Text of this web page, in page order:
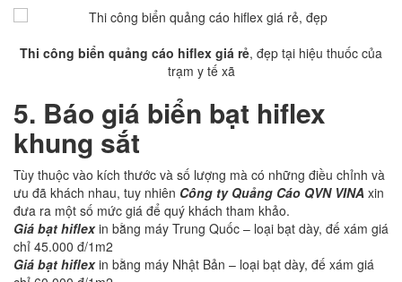
Thi công biển quảng cáo hiflex giá rẻ, đẹp tại hiệu thuốc của
trạm y tế xã
5. Báo giá biển bạt hiflex
khung sắt
Tùy thuộc vào kích thước và số lượng mà có những điều chỉnh và
ưu đã khách nhau, tuy nhiên Công ty Quảng Cáo QVN VINA xin
đưa ra một số mức giá để quý khách tham khảo.
Giá bạt hiflexin bằng máy Trung Quốc – loại bạt dày, đế xám giá
chỉ 45.000 đ/1m2
Giá bạt hiflexin bằng máy Nhật Bản – loại bạt dày, đế xám giá